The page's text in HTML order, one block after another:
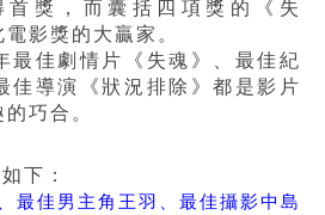
首獎，而 囊括四項獎的《失
影獎的大贏家。
最佳劇情片《失魂》、最佳紀
佳導演《狀況排除》都是影片
巧合。
下：
最佳男主角王羽、最佳攝影中島